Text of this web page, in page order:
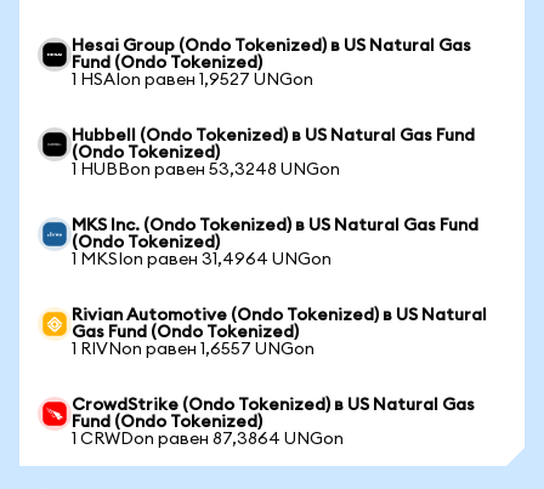
Hesai Group (Ondo Tokenized) в US Natural Gas
Fund (Ondo Tokenized)
1 HSAIon равен 1,9527 UNGon
Hubbell (Ondo Tokenized) в US Natural Gas Fund
(Ondo Tokenized)
1 HUBBon равен 53,3248 UNGon
MKS Inc. (Ondo Tokenized) в US Natural Gas Fund
(Ondo Tokenized)
1 MKSIon равен 31,4964 UNGon
Rivian Automotive (Ondo Tokenized) в US Natural
Gas Fund (Ondo Tokenized)
1 RIVNon равен 1,6557 UNGon
CrowdStrike (Ondo Tokenized) в US Natural Gas
Fund (Ondo Tokenized)
1 CRWDon равен 87,3864 UNGon